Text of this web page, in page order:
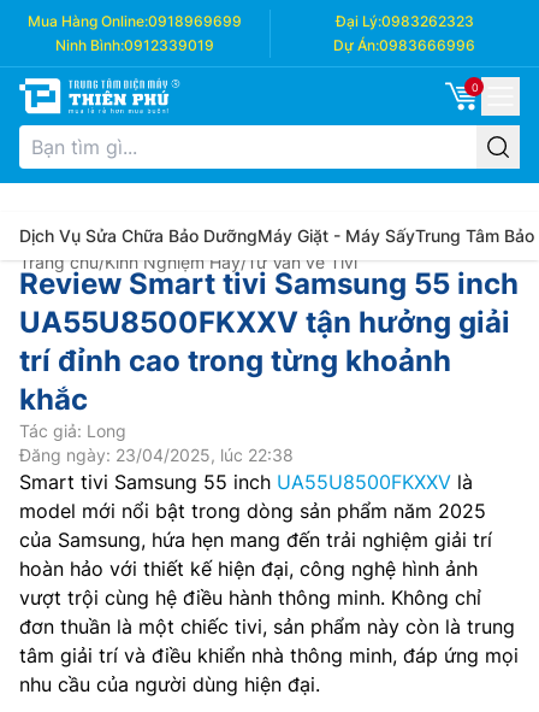
Mua Hàng Online:0918969699 Đại Lý:0983262323
Ninh Bình:0912339019 Dự Án:0983666996
0
Dịch Vụ Sửa Chữa Bảo DưỡngMáy Giặt - Máy SấyTrung Tâm Bảo
Trang chủ/Kinh Nghiệm Hay/Tư Vấn về Tivi
Review Smart tivi Samsung 55 inch
UA55U8500FKXXV tận hưởng giải
trí đỉnh cao trong từng khoảnh
khắc
Tác giả: Long
Đăng ngày: 23/04/2025, lúc 22:38
Smart tivi Samsung 55 inch UA55U8500FKXXV là
model mới nổi bật trong dòng sản phẩm năm 2025
của Samsung, hứa hẹn mang đến trải nghiệm giải trí
hoàn hảo với thiết kế hiện đại, công nghệ hình ảnh
vượt trội cùng hệ điều hành thông minh. Không chỉ
đơn thuần là một chiếc tivi, sản phẩm này còn là trung
tâm giải trí và điều khiển nhà thông minh, đáp ứng mọi
nhu cầu của người dùng hiện đại.